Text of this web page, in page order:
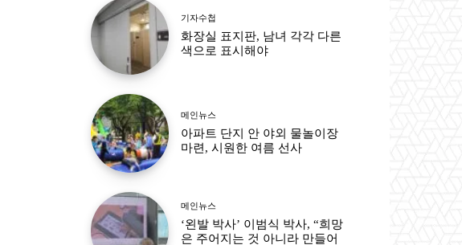
기자수첩
화장실 표지판, 남녀 각각 다른
색으로 표시해야
메인뉴스
아파트 단지 안 야외 물놀이장
마련, 시원한 여름 선사
메인뉴스
‘왼발 박사’ 이범식 박사, “희망
은 주어지는 것 아니라 만들어